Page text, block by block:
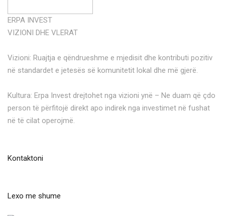
ERPA INVEST
VIZIONI DHE VLERAT
Vizioni: Ruajtja e qëndrueshme e mjedisit dhe kontributi pozitiv
në standardet e jetesës së komunitetit lokal dhe më gjerë.
Kultura: Erpa Invest drejtohet nga vizioni ynë – Ne duam që çdo
person të përfitojë direkt apo indirek nga investimet në fushat
në të cilat operojmë.
Kontaktoni
Lexo me shume